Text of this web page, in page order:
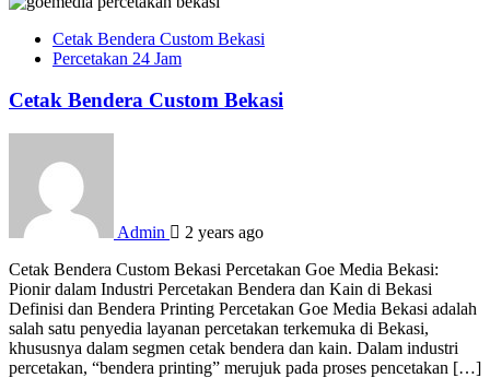
Cetak Bendera Custom Bekasi
Percetakan 24 Jam
Cetak Bendera Custom Bekasi
Admin
2 years ago
Cetak Bendera Custom Bekasi Percetakan Goe Media Bekasi:
Pionir dalam Industri Percetakan Bendera dan Kain di Bekasi
Definisi dan Bendera Printing Percetakan Goe Media Bekasi adalah
salah satu penyedia layanan percetakan terkemuka di Bekasi,
khususnya dalam segmen cetak bendera dan kain. Dalam industri
percetakan, “bendera printing” merujuk pada proses pencetakan […]